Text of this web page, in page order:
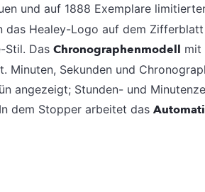
und auf 1888 Exemplare
das Healey-Logo auf dem
Stil. Das Chronographenmodell mit
Sekunden und
angezeigt; Stunden- und
dem Stopper arbeitet das